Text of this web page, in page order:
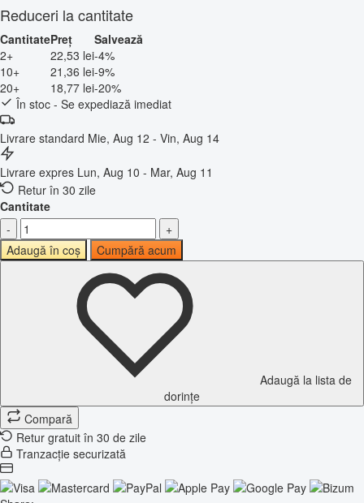
Reduceri la cantitate
CantitatePreț
Salvează
2+
22,53 lei-4%
10+
21,36 lei-9%
20+
18,77 lei-20%
În stoc - Se expediază imediat
Livrare standard Mie, Aug 12 - Vin, Aug 14
Livrare expres Lun, Aug 10 - Mar, Aug 11
Retur în 30 zile
Cantitate
-
+
Adaugă în coș
Cumpără acum
Adaugă la lista de
dorințe
Compară
Retur gratuit în 30 de zile
Tranzacție securizată